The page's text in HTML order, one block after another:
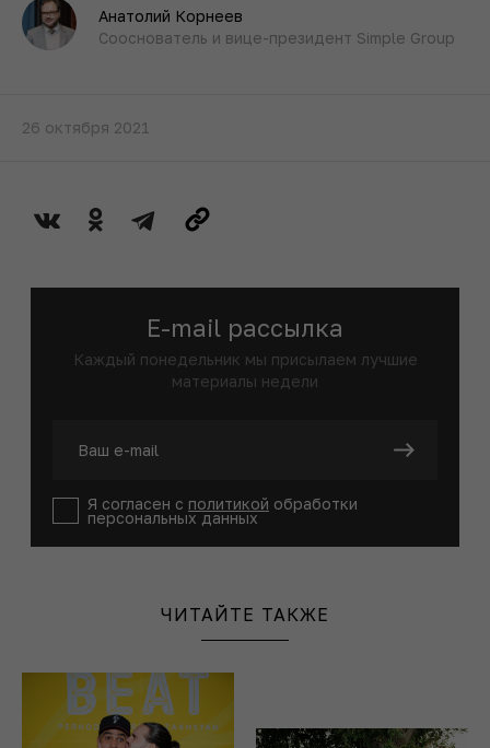
Анатолий Корнеев
Сооснователь и вице-президент Simple Group
26 октября 2021
E-mail рассылка
Каждый понедельник мы присылаем лучшие
материалы недели
Я согласен с политикой обработки
персональных данных
ЧИТАЙТЕ ТАКЖЕ